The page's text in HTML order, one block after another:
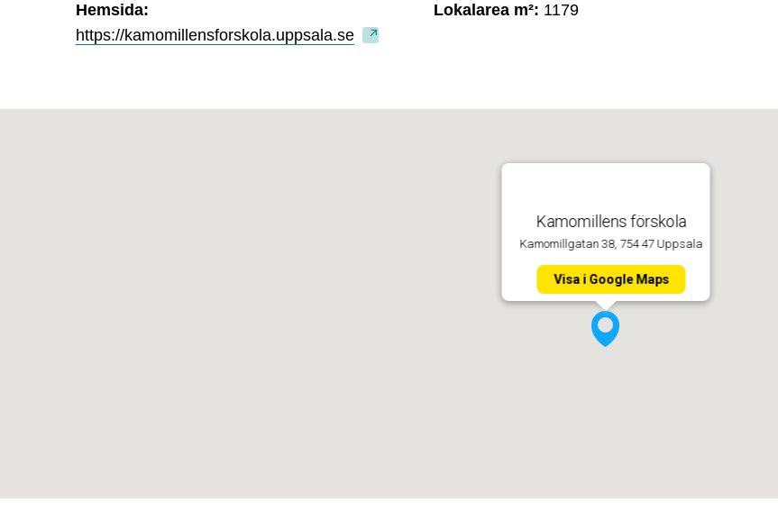
Hemsida:
https://kamomillensforskola.uppsala.se
Lokalarea m²: 1179
Kamomillens förskola
Kamomillgatan 38, 754 47 Uppsala
Visa i Google Maps